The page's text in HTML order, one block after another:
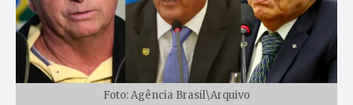
Foto: Agência Brasil\Arquivo